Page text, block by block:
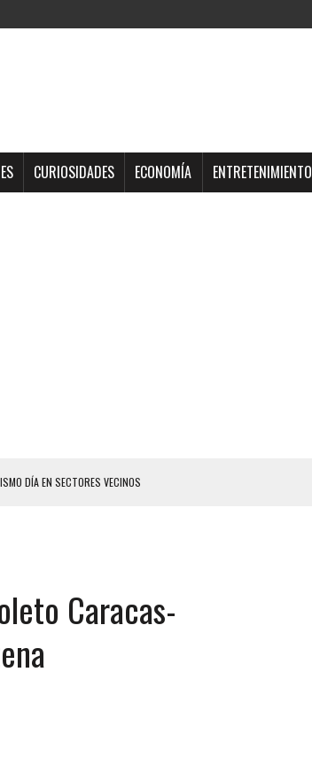
CURIOSIDADES ECONOMÍA ENTRETENIMIENTO
DÍA EN SECTORES VECINOS
POR LA PAREJA DE SU ABUELA
EN REUNIÓN CON AMIGOS
TRAGEDIA FAMILIAR
DE 13 AÑOS TRAS ABUSAR DE ELLA
Caracas-